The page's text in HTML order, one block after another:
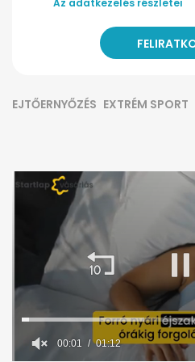
Az adatkezelés részletei
EJTŐERNYŐZÉS EXTRÉM SPORT